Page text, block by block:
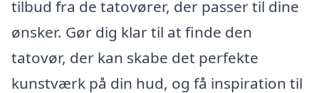
tilbud fra de tatovører, der passer til dine
ønsker. Gør dig klar til at finde den
tatovør, der kan skabe det perfekte
kunstværk på din hud, og få inspiration til